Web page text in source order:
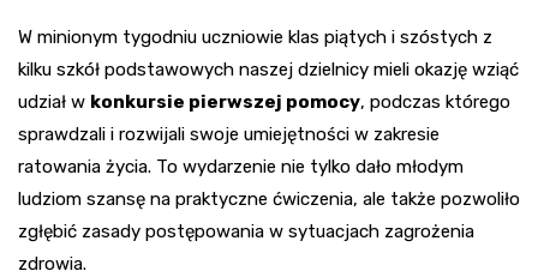
W minionym tygodniu uczniowie klas piątych i szóstych z
kilku szkół podstawowych naszej dzielnicy mieli okazję wziąć
udział w konkursie pierwszej pomocy, podczas którego
sprawdzali i rozwijali swoje umiejętności w zakresie
ratowania życia. To wydarzenie nie tylko dało młodym
ludziom szansę na praktyczne ćwiczenia, ale także pozwoliło
zgłębić zasady postępowania w sytuacjach zagrożenia
zdrowia.